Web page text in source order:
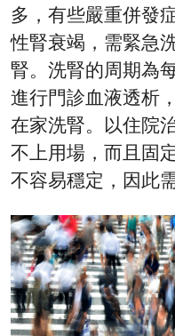
多，有些嚴重併發
性腎衰竭，需緊急
腎。洗腎的周期為
進行門診血液透析
在家洗腎。以住院
不上用場，而且固
不容易穩定，因此